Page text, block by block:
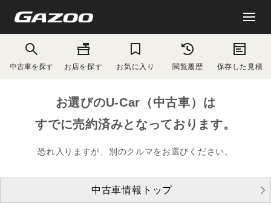
中古車を探す お店を探す お気に入り 閲覧履歴 保存した見積
お選びのU-Car（中古車）は
すでに売約済みとなっております。
恐れ入りますが、別のクルマをお選びください。
中古車情報トップ